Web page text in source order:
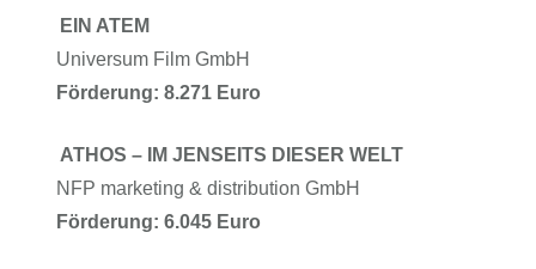
EIN ATEM
Universum Film GmbH
Förderung: 8.271 Euro
ATHOS – IM JENSEITS DIESER WELT
NFP marketing & distribution GmbH
Förderung: 6.045 Euro